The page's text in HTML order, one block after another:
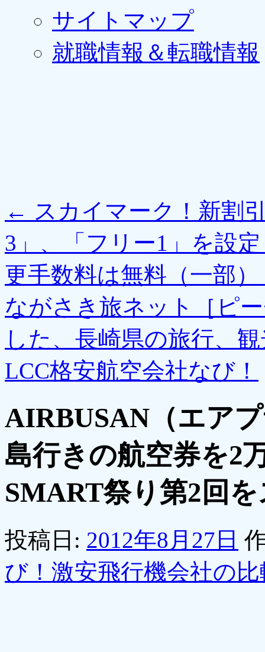
サイトマップ
就職情報＆転職情報
← スカイマーク！新割
3」、「フリー1」を設
更手数料は無料（一部）
ながさき旅ネット［ピ
した、長崎県の旅行、
LCC格安航空会社なび！
AIRBUSAN（エア
島行きの航空券を2
SMART祭り第2回
投稿日: 2012年8月27日
び！激安飛行機会社の